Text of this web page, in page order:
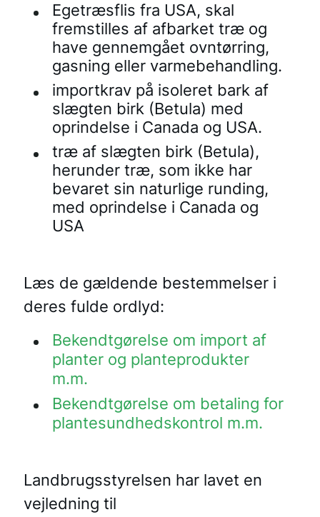
Egetræsflis fra USA, skal
fremstilles af afbarket træ og
have gennemgået ovntørring,
gasning eller varmebehandling.
importkrav på isoleret bark af
slægten birk (Betula) med
oprindelse i Canada og USA.
træ af slægten birk (Betula),
herunder træ, som ikke har
bevaret sin naturlige runding,
med oprindelse i Canada og
USA
Læs de gældende bestemmelser i
deres fulde ordlyd:
Bekendtgørelse om import af
planter og planteprodukter
m.m.
Bekendtgørelse om betaling for
plantesundhedskontrol m.m.
Landbrugsstyrelsen har lavet en
vejledning til